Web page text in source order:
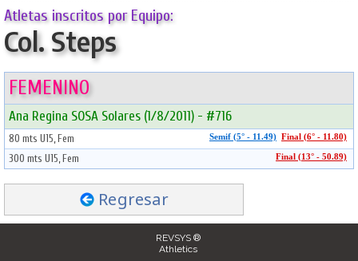
Atletas inscritos por Equipo:
Col. Steps
FEMENINO
Ana Regina SOSA Solares (1/8/2011) - #716
80 mts U15, Fem Final (6° - 11.80)
Semif (5° - 11.49)
300 mts U15, Fem Final (13° - 50.89)
Regresar
REVSYS ®
Athletics